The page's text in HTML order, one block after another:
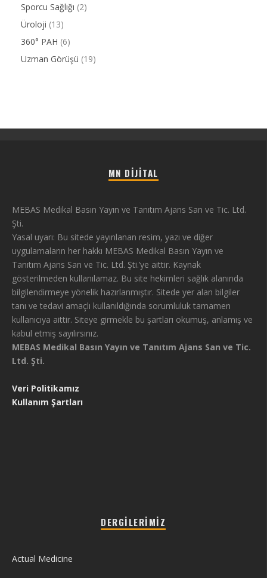
Sporcu Sağlığı (2)
Üroloji (13)
360° PAH (6)
Uzman Görüşü (19)
MN DIJITAL
MEBAS Medikal Basın Yayın ve Tanıtım Ajans San ve Tic. Ltd.
Şti.
Yasal uyarı: Bu sitede yayınlanan resim, yazı ve diğer
uygulamaların her hakkı MEBAS Medikal Basın Yayın ve
Tanıtım Ajans San ve Tic. Ltd. Şti.’ye aittir. Kaynak
gösterilmeden kullanılamaz. Bu site hekimleri sağlık alanında
bilgilendirmeye yönelik hazırlanmıştır. Sitede yer alan bilgiler
tanı ve tedavi amaçlı kullanıldığında sorumluluk tamamen
kullanıcıya aittir. Siteye girmekle bu şartları okumuş, anlamış ve
kabul etmiş sayılırsınız.
MEBAS Medikal Basın Yayın ve Tanıtım Ajans San ve Tic.
Ltd. Şti.
Veri Politikamız
Kullanım Şartları
DERGILERIMIZ
Actual Medicine